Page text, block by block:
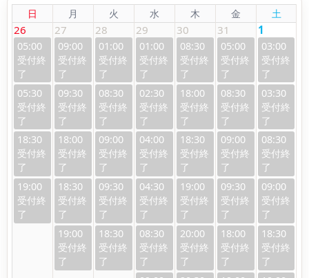
日 月 火 水 木 金 土
26
05:00
05:30
18:30
19:00
27
09:00
09:30
18:00
18:30
19:00
28
01:00
08:30
09:00
09:30
18:30
29
01:00
02:30
04:00
04:30
08:30
30
08:30
18:00
18:30
19:00
20:00
31
05:00
08:30
09:00
09:30
18:00
1
03:00
03:30
08:30
09:00
18:30